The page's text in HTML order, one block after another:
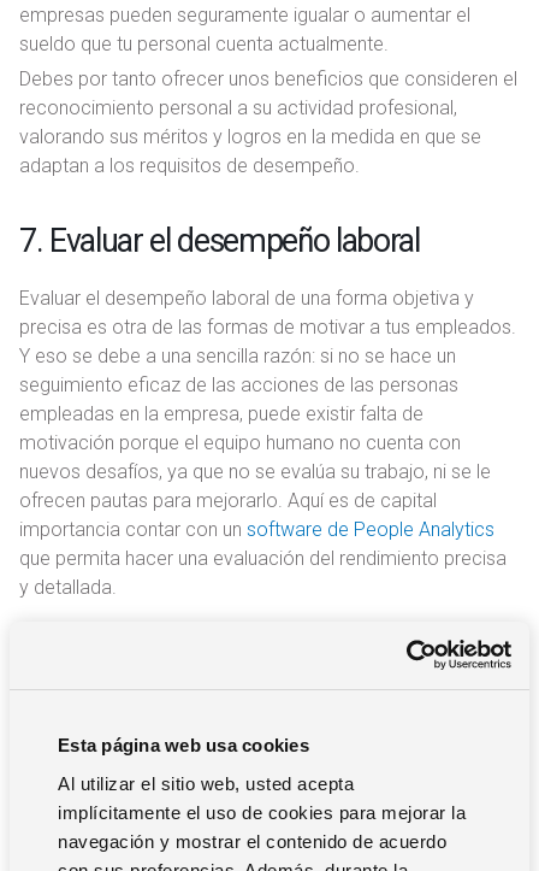
Esta página web usa cookies
Al utilizar el sitio web, usted acepta
implícitamente el uso de cookies para mejorar la
navegación y mostrar el contenido de acuerdo
empresas pueden seguramente igualar o aumentar el
sueldo que tu personal cuenta actualmente.
Debes por tanto ofrecer unos beneficios que consideren el
reconocimiento personal a su actividad profesional,
valorando sus méritos y logros en la medida en que se
adaptan a los requisitos de desempeño.
7. Evaluar el desempeño laboral
Evaluar el desempeño laboral de una forma objetiva y
precisa es otra de las formas de motivar a tus empleados.
Y eso se debe a una sencilla razón: si no se hace un
seguimiento eficaz de las acciones de las personas
empleadas en la empresa, puede existir falta de
motivación porque el equipo humano no cuenta con
nuevos desafíos, ya que no se evalúa su trabajo, ni se le
ofrecen pautas para mejorarlo. Aquí es de capital
importancia contar con un software de People Analytics
que permita hacer una evaluación del rendimiento precisa
y detallada.
empleados. Tienen que existir bonus y complementos
salariales que premien el buen rendimiento para que el
personal se sienta motivado a seguir potenciando su
productividad, a fin de alcanzar sus objetivos y
expectativas salariales.